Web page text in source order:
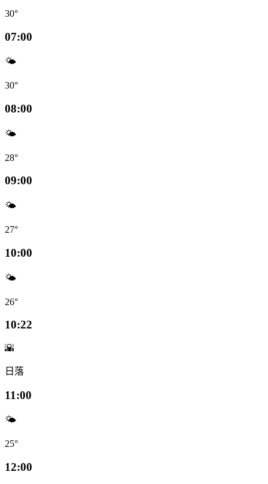
30°
07:00
🌤️
30°
08:00
🌤️
28°
09:00
🌤️
27°
10:00
🌤️
26°
10:22
🌇
日落
11:00
🌤️
25°
12:00